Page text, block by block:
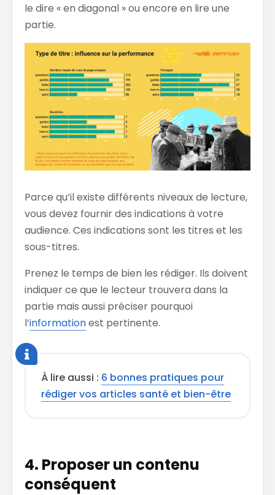
le dire « en diagonal » ou encore en lire une
partie.
Parce qu’il existe différents niveaux de lecture,
vous devez fournir des indications à votre
audience. Ces indications sont les titres et les
sous-titres.
Prenez le temps de bien les rédiger. Ils doivent
indiquer ce que le lecteur trouvera dans la
partie mais aussi préciser pourquoi
l’informationest pertinente.
À lire aussi : 6 bonnes pratiques pour
rédiger vos articles santé et bien-être
4. Proposer un contenu
conséquent